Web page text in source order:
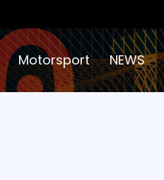
Motorsport NEWS